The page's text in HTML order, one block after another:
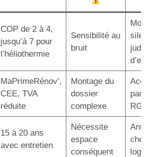
COP de 2 à 4,
jusqu’à 7 pour
l’héliothermie
Sensibilité au
bruit
MaPrimeRénov’,
CEE, TVA
réduite
Montage du
dossier
complexe
par
RGE
15 à 20 ans
avec entretien
Nécessite
espace
conséquent